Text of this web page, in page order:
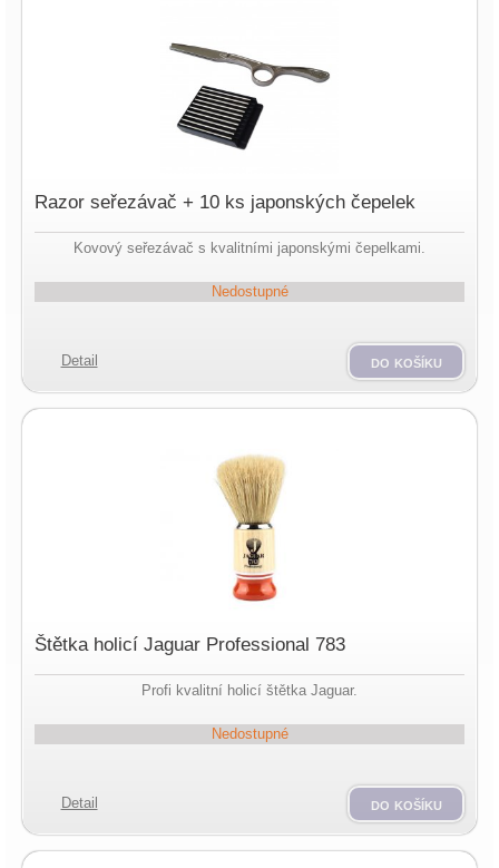
Razor seřezávač + 10 ks japonských čepelek
Kovový seřezávač s kvalitními japonskými čepelkami.
Nedostupné
Detail do košíku
Štětka holicí Jaguar Professional 783
Profi kvalitní holicí štětka Jaguar.
Nedostupné
Detail do košíku